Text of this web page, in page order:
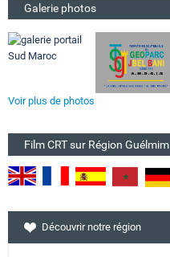
Galerie photos
Voir plus de photos
Film CRT sur Région Guélmim
Découvrir notre région